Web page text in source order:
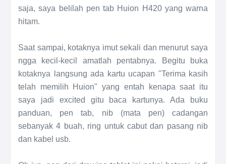
saja, saya belilah pen tab Huion H420 yang warna
hitam.
Saat sampai, kotaknya imut sekali dan menurut saya
ngga kecil-kecil amatlah pentabnya. Begitu buka
kotaknya langsung ada kartu ucapan "Terima kasih
telah memilih Huion" yang entah kenapa saat itu
saya jadi excited gitu baca kartunya. Ada buku
panduan, pen tab, nib (mata pen) cadangan
sebanyak 4 buah, ring untuk cabut dan pasang nib
dan kabel usb.